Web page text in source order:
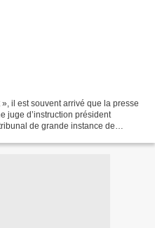
il est souvent arrivé que la presse
juge d’instruction président
de grande instance de